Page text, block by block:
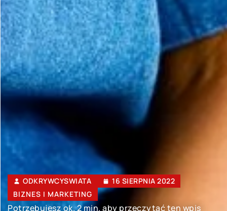
ODKRYWCYSWIATA
16 SIERPNIA 2022
BIZNES I MARKETING
Potrzebujesz ok. 2 min. aby przeczytać ten wpis